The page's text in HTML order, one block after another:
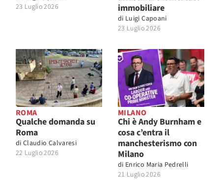
23 Luglio 2026
immobiliare
di Luigi Capoani
23 Luglio 2026
ROMA
Qualche domanda su
Roma
di Claudio Calvaresi
22 Luglio 2026
MILANO
Chi è Andy Burnham e
cosa c’entra il
manchesterismo con
Milano
di Enrico Maria Pedrelli
21 Luglio 2026